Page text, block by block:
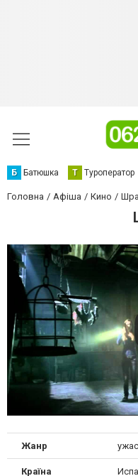
Б Батюшка Т Туроператор
Головна Афіша Кино
Жанр
Країна